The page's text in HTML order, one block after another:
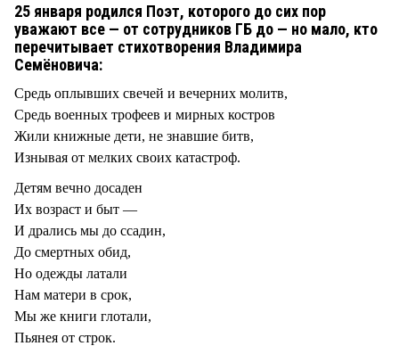
25 января родился Поэт, которого до сих пор
уважают все — от сотрудников ГБ до — но мало, кто
перечитывает стихотворения Владимира
Семёновича:
Средь оплывших свечей и вечерних молитв,
Средь военных трофеев и мирных костров
Жили книжные дети, не знавшие битв,
Изнывая от мелких своих катастроф.
Детям вечно досаден
Их возраст и быт —
И дрались мы до ссадин,
До смертных обид,
Но одежды латали
Нам матери в срок,
Мы же книги глотали,
Пьянея от строк.